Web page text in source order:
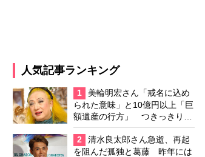
人気記事ランキング
1
美輪明宏さん「戒名に込め
られた意味」と10億円以上「巨
額遺産の行方」 つきっきりで
私生活をサポートしていた元俳
優が相続か
2
清水良太郎さん急逝、再起
を阻んだ孤独と葛藤 昨年には